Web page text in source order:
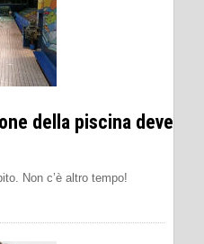
della piscina deve
Non c’è altro tempo!